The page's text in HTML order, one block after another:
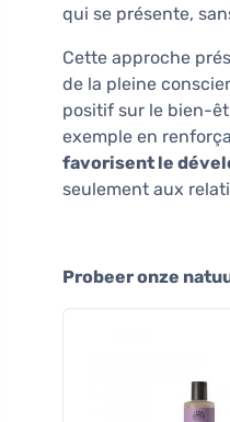
qui se présente,
Cette approche
de la pleine
positif sur le bien-
exemple en
favorisent le
seulement aux
Probeer onze